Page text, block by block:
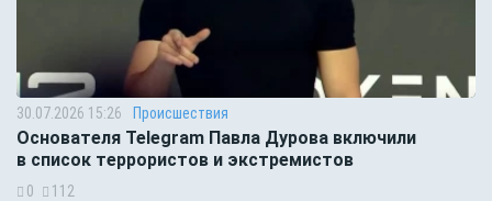
30.07.2026 15:26 Происшествия
Основателя Telegram Павла Дурова включили
в список террористов и экстремистов
0 112